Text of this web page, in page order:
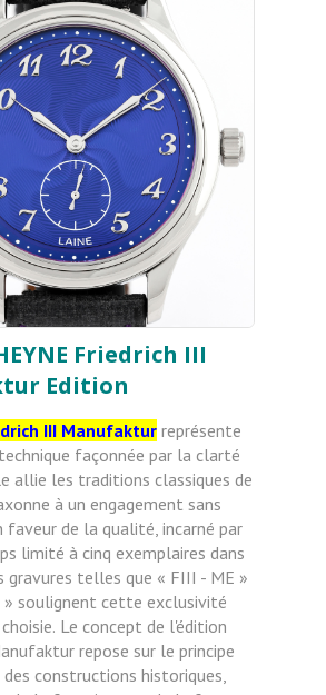
Friedrich III
Edition
III Manufaktur représente
façonnée par la clarté
allie les traditions classiques de
à un engagement sans
faveur de la qualité, incarné par
limité à cinq exemplaires dans
gravures telles que « FIII - ME »
soulignent cette exclusivité
Le concept de l'édition
repose sur le principe
constructions historiques,